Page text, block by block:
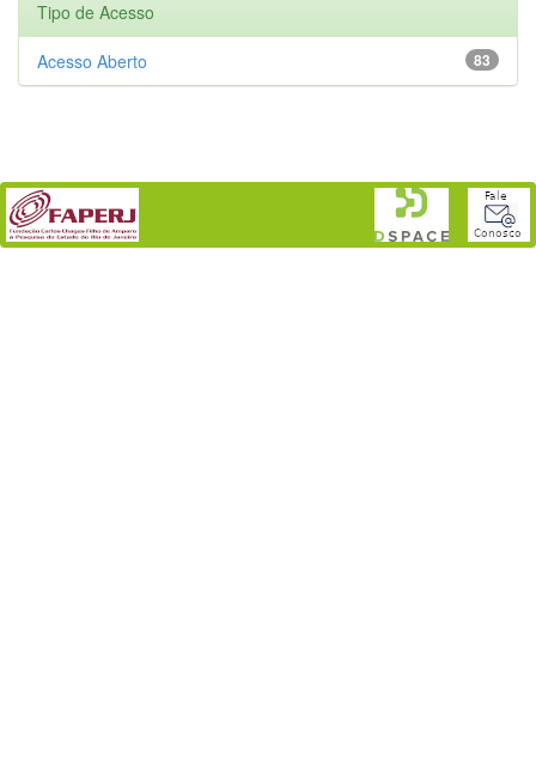
Tipo de Acesso
83
Acesso Aberto